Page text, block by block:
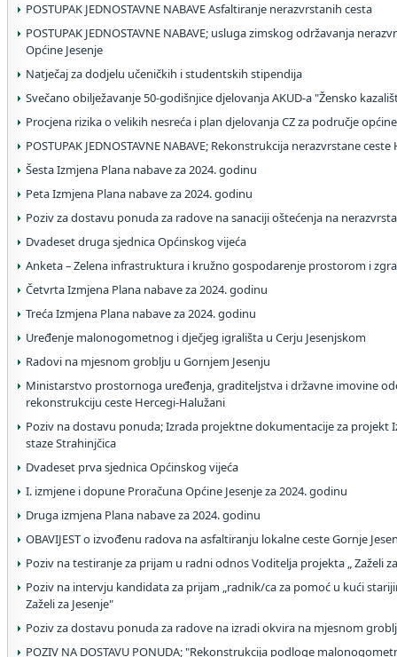
POSTUPAK JEDNOSTAVNE NABAVE Asfaltiranje nerazvrstanih cesta
POSTUPAK JEDNOSTAVNE NABAVE; usluga zimskog održavanja
Općine Jesenje
Natječaj za dodjelu učeničkih i studentskih stipendija
Svečano obilježavanje 50-godišnjice djelovanja AKUD-a "Žensko
Procjena rizika o velikih nesreća i plan djelovanja CZ za područje
POSTUPAK JEDNOSTAVNE NABAVE; Rekonstrukcija nerazvrstane
Šesta Izmjena Plana nabave za 2024. godinu
Peta Izmjena Plana nabave za 2024. godinu
Poziv za dostavu ponuda za radove na sanaciji oštećenja na
Dvadeset druga sjednica Općinskog vijeća
Anketa – Zelena infrastruktura i kružno gospodarenje prostorom i
Četvrta Izmjena Plana nabave za 2024. godinu
Treća Izmjena Plana nabave za 2024. godinu
Uređenje malonogometnog i dječjeg igrališta u Cerju Jesenjskom
Radovi na mjesnom groblju u Gornjem Jesenju
Ministarstvo prostornoga uređenja, graditeljstva i državne imovine
rekonstrukciju ceste Hercegi-Halužani
Poziv na dostavu ponuda; Izrada projektne dokumentacije za projekt
staze Strahinjčica
Dvadeset prva sjednica Općinskog vijeća
I. izmjene i dopune Proračuna Općine Jesenje za 2024. godinu
Druga izmjena Plana nabave za 2024. godinu
OBAVIJEST o izvođenu radova na asfaltiranju lokalne ceste Gornje
Poziv na testiranje za prijam u radni odnos Voditelja projekta „ Zaželi za
Poziv na intervju kandidata za prijam „radnik/ca za pomoć u kući
Zaželi za Jesenje"
Poziv za dostavu ponuda za radove na izradi okvira na mjesnom
POZIV NA DOSTAVU PONUDA; "Rekonstrukcija podloge